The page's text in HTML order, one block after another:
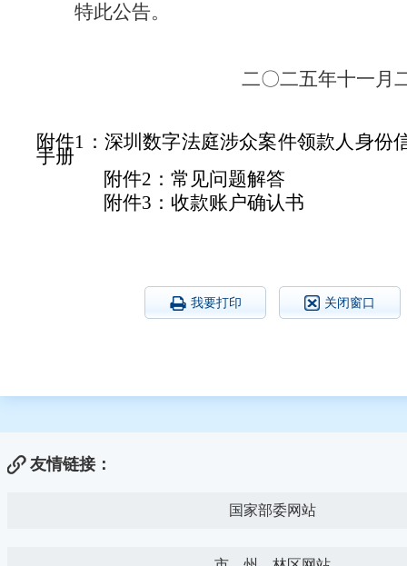
特此公告。
二〇二五年十一月
附件1：深圳数字法庭涉众案件领款人身份
手册
附件2：常见问题解答
附件3：收款账户确认书
我要打印 关闭窗口
友情链接：
国家部委网站